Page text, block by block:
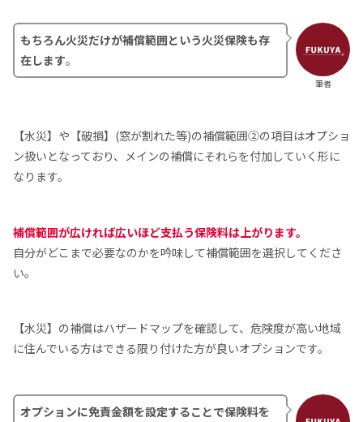
筆者
もちろん火災だけが補償範囲という火災保険も存
在します。
【水災】や【破損】(窓が割れた等)の補償範囲②の項目はオプショ
ン扱いとなっており、メインの補償にそれらを付加していく形に
なります。
補償範囲が広ければ広いほど支払う保険料は上がります。
自分がどこまで必要なのかを吟味して補償範囲を選択してくださ
い。
【水災】の補償はハザードマップを確認して、危険度が高い地域
に住んでいる方はできる限り付けた方が良いオプションです。
オプションに免責金額を設定することで保険料を